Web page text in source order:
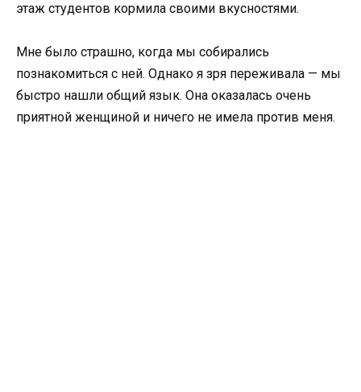
этаж студентов кормила своими вкусностями.
Мне было страшно, когда мы собирались
познакомиться с ней. Однако я зря переживала — мы
быстро нашли общий язык. Она оказалась очень
приятной женщиной и ничего не имела против меня.